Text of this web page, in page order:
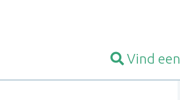
Vind een